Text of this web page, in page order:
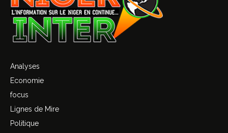
Analyses
Economie
focus
Lignes de Mire
Politique